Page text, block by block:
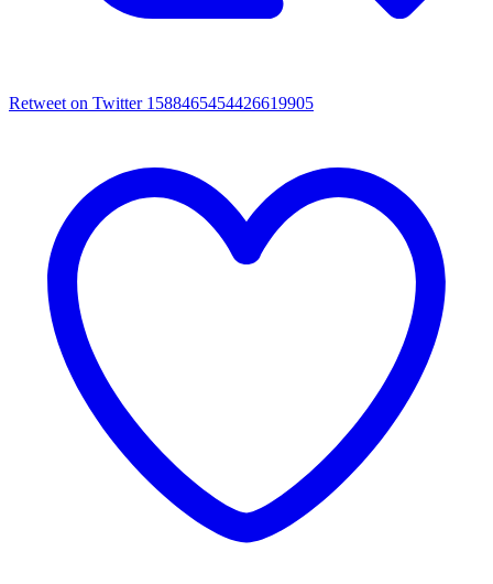
Retweet on Twitter 1588465454426619905